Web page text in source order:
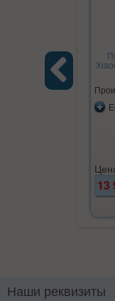
13
Наши реквизиты